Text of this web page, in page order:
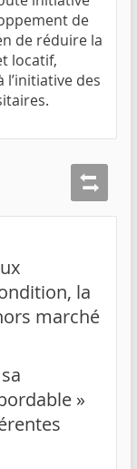
de
de réduire la
locatif,
des
la
marché
»